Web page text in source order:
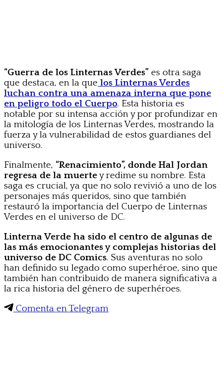
“Guerra de los Linternas Verdes” es otra saga
que destaca, en la que los Linternas Verdes
luchan contra una amenaza interna que pone
en peligro todo el Cuerpo. Esta historia es
notable por su intensa acción y por profundizar en
la mitología de los Linternas Verdes, mostrando la
fuerza y la vulnerabilidad de estos guardianes del
universo.
Finalmente, “Renacimiento”, donde Hal Jordan
regresa de la muertey redime su nombre. Esta
saga es crucial, ya que no solo revivió a uno de los
personajes más queridos, sino que también
restauró la importancia del Cuerpo de Linternas
Verdes en el universo de DC.
Linterna Verde ha sido el centro de algunas de
las más emocionantes y complejas historias del
universo de DC Comics. Sus aventuras no solo
han definido su legado como superhéroe, sino que
también han contribuido de manera significativa a
la rica historia del género de superhéroes.
Comenta en Telegram